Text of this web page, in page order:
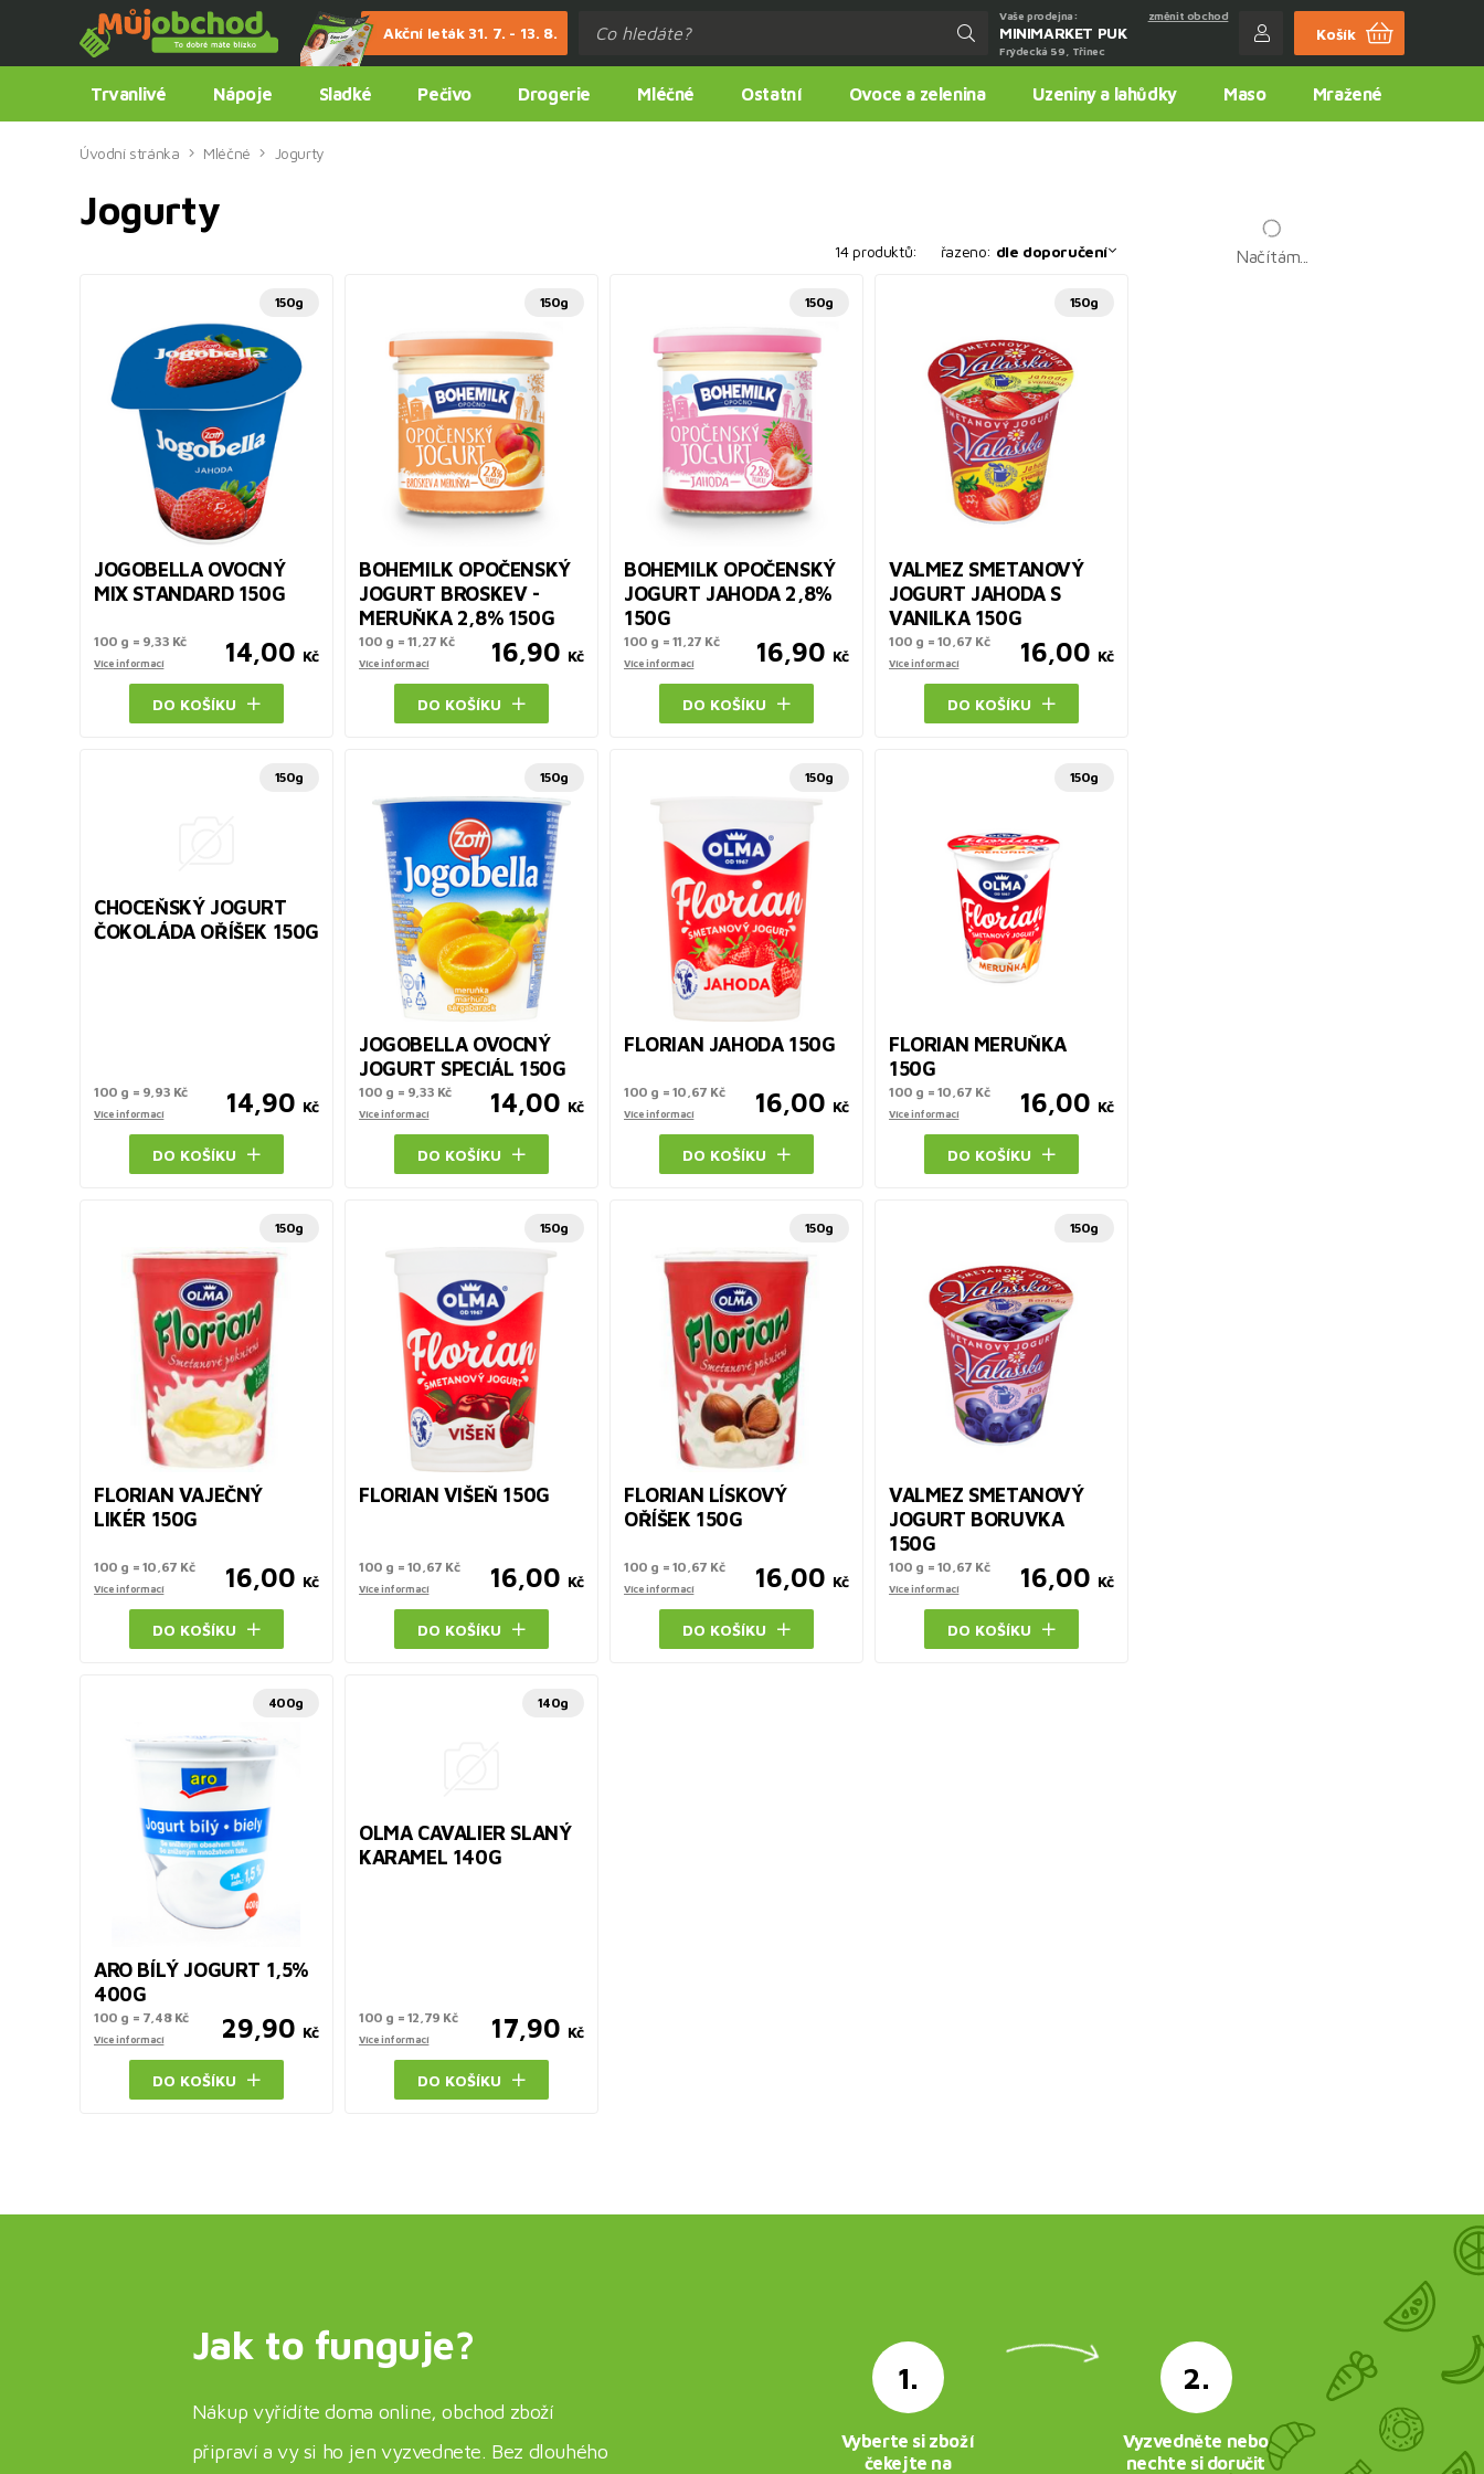
Akční leták 31. 7. - 13. 8.
Vaše prodejna: změnit obchod
MINIMARKET PUK
Frýdecká 59, Třinec
Košík
Trvanlivé Nápoje Sladké Pečivo Drogerie Mléčné Ostatní Ovoce a zelenina Uzeniny a lahůdky Maso Mražené
Úvodní stránka Mléčné Jogurty
Jogurty
14 produktů: řazeno: dle doporučení
150g
JOGOBELLA OVOCNÝ
MIX STANDARD 150G
100 g = 9,33 Kč
Více informací 14,00 Kč
DO KOŠÍKU
150g
BOHEMILK OPOČENSKÝ
JOGURT BROSKEV -
MERUŇKA 2,8% 150G
100 g = 11,27 Kč
Více informací 16,90 Kč
DO KOŠÍKU
150g
BOHEMILK OPOČENSKÝ
JOGURT JAHODA 2,8%
150G
100 g = 11,27 Kč
Více informací 16,90 Kč
DO KOŠÍKU
150g
VALMEZ SMETANOVÝ
JOGURT JAHODA S
VANILKA 150G
100 g = 10,67 Kč
Více informací 16,00 Kč
DO KOŠÍKU
150g
CHOCEŇSKÝ JOGURT
ČOKOLÁDA OŘÍŠEK 150G
100 g = 9,93 Kč
Více informací 14,90 Kč
DO KOŠÍKU
150g
JOGOBELLA OVOCNÝ
JOGURT SPECIÁL 150G
100 g = 9,33 Kč
Více informací 14,00 Kč
DO KOŠÍKU
150g
FLORIAN JAHODA 150G
100 g = 10,67 Kč
Více informací 16,00 Kč
DO KOŠÍKU
150g
FLORIAN MERUŇKA
150G
100 g = 10,67 Kč
Více informací 16,00 Kč
DO KOŠÍKU
150g
FLORIAN VAJEČNÝ
LIKÉR 150G
100 g = 10,67 Kč
Více informací 16,00 Kč
DO KOŠÍKU
150g
FLORIAN VIŠEŇ 150G
100 g = 10,67 Kč
Více informací 16,00 Kč
DO KOŠÍKU
150g
FLORIAN LÍSKOVÝ
OŘÍŠEK 150G
100 g = 10,67 Kč
Více informací 16,00 Kč
DO KOŠÍKU
150g
VALMEZ SMETANOVÝ
JOGURT BORUVKA
150G
100 g = 10,67 Kč
Více informací 16,00 Kč
DO KOŠÍKU
400g
ARO BÍLÝ JOGURT 1,5%
400G
100 g = 7,48 Kč
Více informací 29,90 Kč
DO KOŠÍKU
140g
OLMA CAVALIER SLANÝ
KARAMEL 140G
100 g = 12,79 Kč
Více informací 17,90 Kč
DO KOŠÍKU
Načítám...
Jak to funguje?
Nákup vyřídíte doma online, obchod zboží
připraví a vy si ho jen vyzvednete. Bez dlouhého
1.
Vyberte si zboží
čekejte na
2.
Vyzvedněte nebo
nechte si doručit